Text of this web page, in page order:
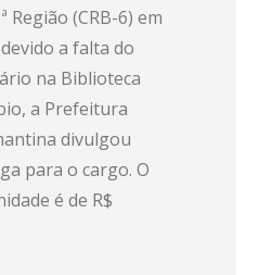
Região (CRB-6) em
a falta do
na Biblioteca
a Prefeitura
divulgou
para o cargo. O
é de R$